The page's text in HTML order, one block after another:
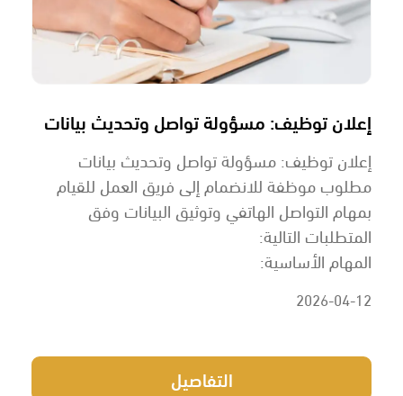
إعلان توظيف: مسؤولة تواصل وتحديث بيانات
إعلان توظيف: مسؤولة تواصل وتحديث بيانات
مطلوب موظفة للانضمام إلى فريق العمل للقيام
بمهام التواصل الهاتفي وتوثيق البيانات وفق
المتطلبات التالية:
المهام الأساسية:
2026-04-12
التفاصيل